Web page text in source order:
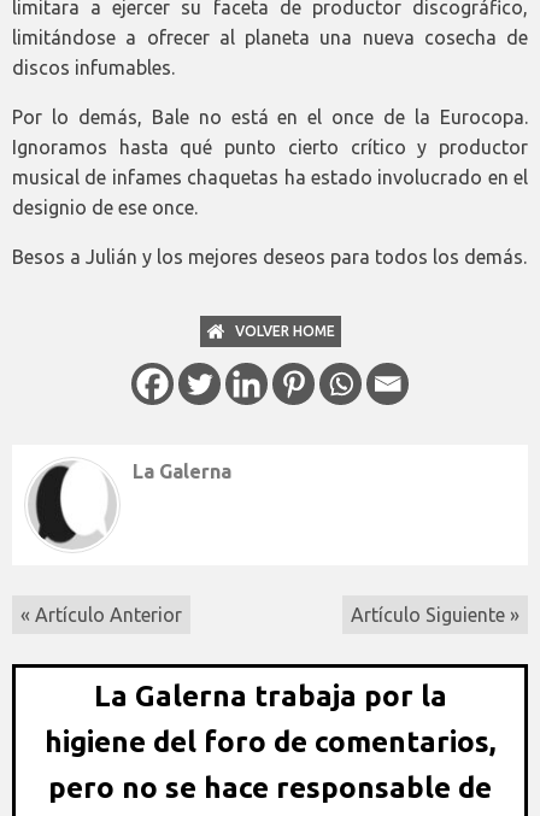
limitara a ejercer su faceta de productor discográfico,
limitándose a ofrecer al planeta una nueva cosecha de
discos infumables.
Por lo demás, Bale no está en el once de la Eurocopa.
Ignoramos hasta qué punto cierto crítico y productor
musical de infames chaquetas ha estado involucrado en el
designio de ese once.
Besos a Julián y los mejores deseos para todos los demás.
VOLVER HOME
La Galerna
« Artículo Anterior Artículo Siguiente »
La Galerna trabaja por la
higiene del foro de comentarios,
pero no se hace responsable de